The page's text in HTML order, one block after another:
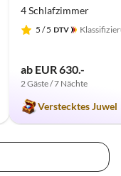
4 Schlafzimmer
5 / 5
ab EUR 630.-
2 Gäste / 7 Nächte
Verstecktes Juwel